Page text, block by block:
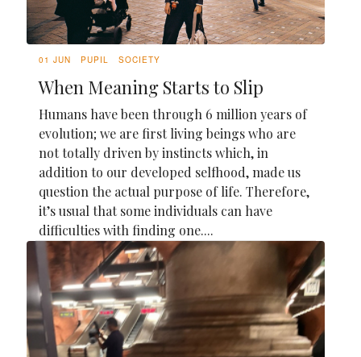
01 JUN PUPIL SOCIETY
When Meaning Starts to Slip
Humans have been through 6 million years of
evolution; we are first living beings who are
not totally driven by instincts which, in
addition to our developed selfhood, made us
question the actual purpose of life. Therefore,
it’s usual that some individuals can have
difficulties with finding one....